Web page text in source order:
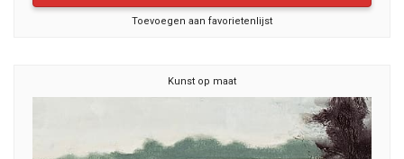
Toevoegen aan favorietenlijst
Kunst op maat